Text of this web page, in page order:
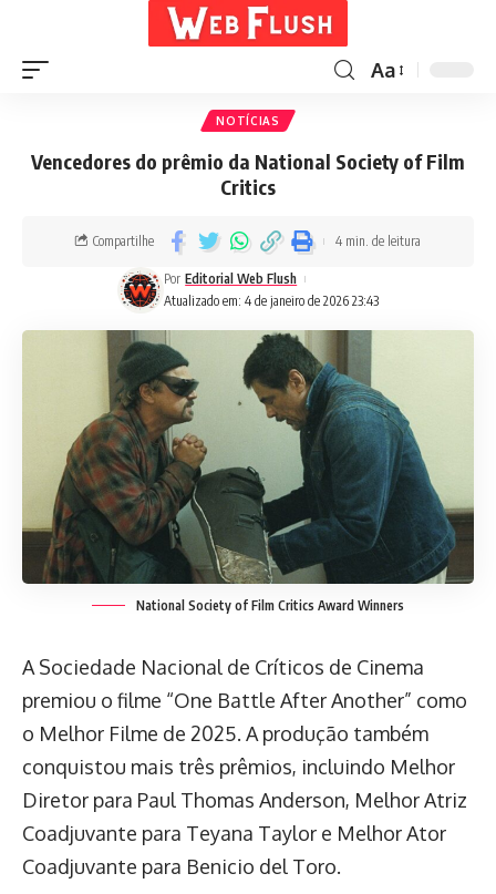
Aa
NOTÍCIAS
Vencedores do prêmio da National Society of Film
Critics
Atualizado em: 4 de janeiro de 2026 23:43
Por Editorial Web Flush
Compartilhe 4 min. de leitura
National Society of Film Critics Award Winners
A Sociedade Nacional de Críticos de Cinema
premiou o filme “One Battle After Another” como
o Melhor Filme de 2025. A produção também
conquistou mais três prêmios, incluindo Melhor
Diretor para Paul Thomas Anderson, Melhor Atriz
Coadjuvante para Teyana Taylor e Melhor Ator
Coadjuvante para Benicio del Toro.